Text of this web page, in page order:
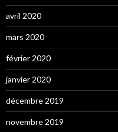
avril 2020
mars 2020
février 2020
janvier 2020
décembre 2019
novembre 2019